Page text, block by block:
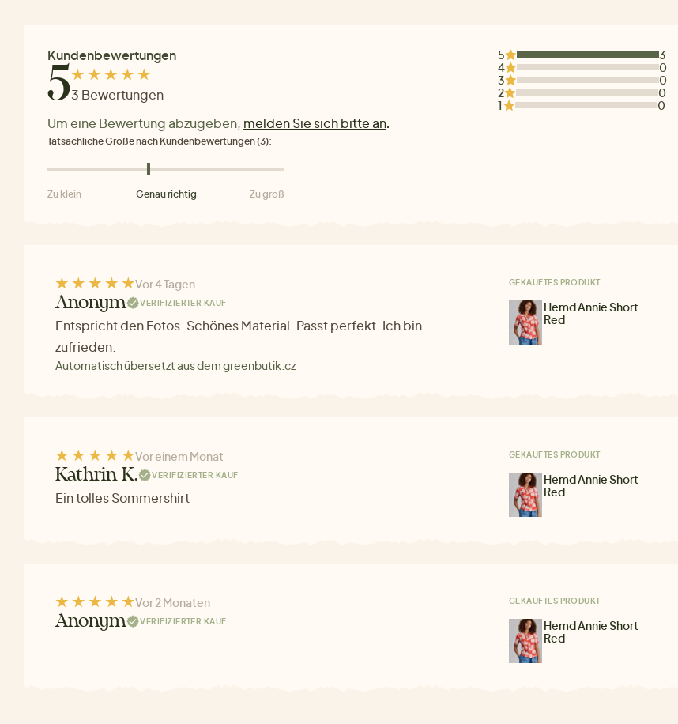
Kundenbewertungen
53 Bewertungen
Um eine Bewertung abzugeben, melden Sie sich bitte an.
5
3
4
0
3
0
2
0
1
0
Tatsächliche Größe nach Kundenbewertungen (3):
Zu klein Genau richtig Zu groß
Vor 4 Tagen
Anonym VERIFIZIERTER KAUF
Entspricht den Fotos. Schönes Material. Passt perfekt. Ich bin
zufrieden.
Automatisch übersetzt aus dem greenbutik.cz
GEKAUFTES PRODUKT
Hemd Annie Short
Red
Vor einem Monat
Kathrin K. VERIFIZIERTER KAUF
Ein tolles Sommershirt
GEKAUFTES PRODUKT
Hemd Annie Short
Red
Vor 2 Monaten
Anonym VERIFIZIERTER KAUF
GEKAUFTES PRODUKT
Hemd Annie Short
Red